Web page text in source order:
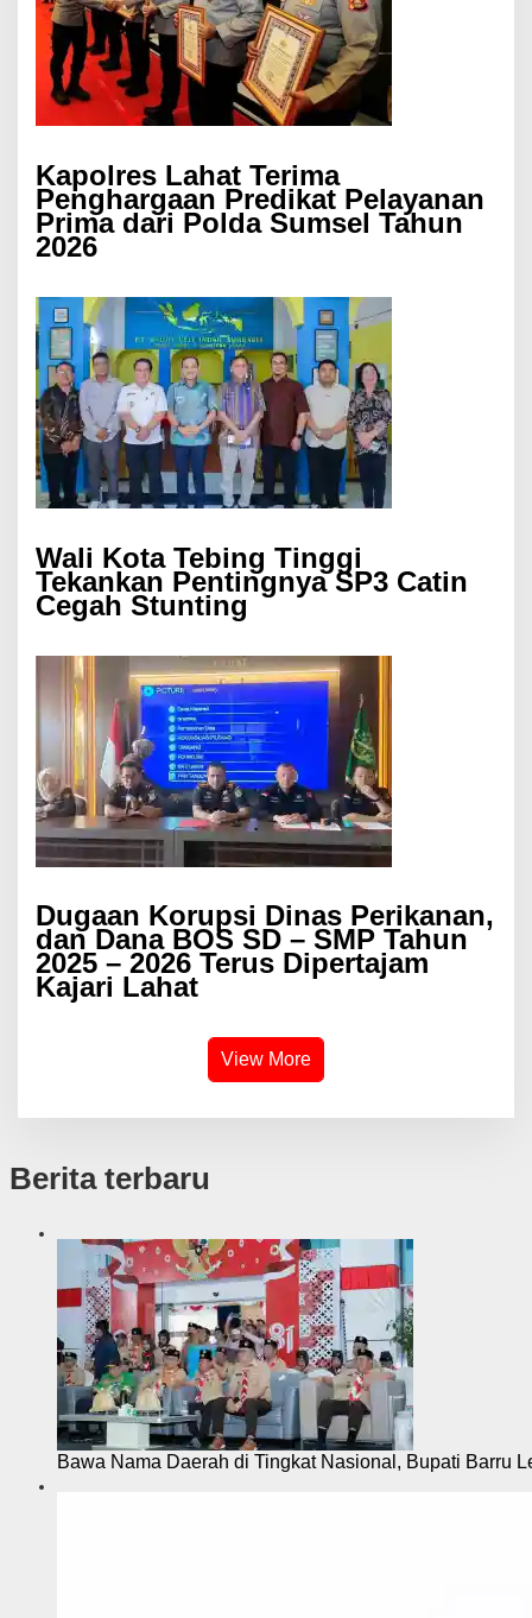
Kapolres Lahat Terima
Penghargaan Predikat Pelayanan
Prima dari Polda Sumsel Tahun
2026
Wali Kota Tebing Tinggi
Tekankan Pentingnya SP3 Catin
Cegah Stunting
Dugaan Korupsi Dinas Perikanan,
dan Dana BOS SD – SMP Tahun
2025 – 2026 Terus Dipertajam
Kajari Lahat
View More
Berita terbaru
Bawa Nama Daerah di Tingkat Nasional, Bupati Barru